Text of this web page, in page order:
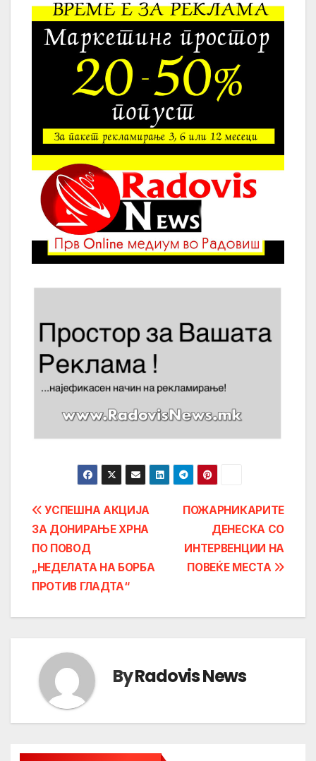
Post
navigation
ПОЖАРНИКАРИТЕ
ДЕНЕСКА СО
ИНТЕРВЕНЦИИ НА
ПОВЕЌЕ МЕСТА
УСПЕШНА АКЦИЈА
ЗА ДОНИРАЊЕ ХРНА
ПО ПОВОД
„НЕДЕЛАТА НА БОРБА
ПРОТИВ ГЛАДТА“
ByRadovis News